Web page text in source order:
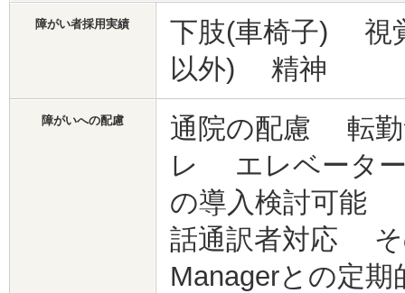
障がい者採用実績
下肢(車椅子) 視
以外) 精神
障がいへの配慮
通院の配慮 転
レ エレベータ
の導入検討可
話通訳者対応
Managerとの定期